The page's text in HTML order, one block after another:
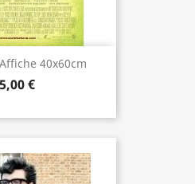
40x60cm
5,00 €